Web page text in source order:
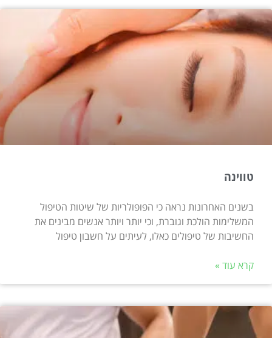
טווינה
בשנים האחרונות נראה כי הפופולריות של שיטות הטיפול
המשלימות הולכת וגוברת, וכי יותר ויותר אנשים מבינים את
החשיבות של טיפולים כאלו, לעיתים על חשבון טיפול
קרא עוד »